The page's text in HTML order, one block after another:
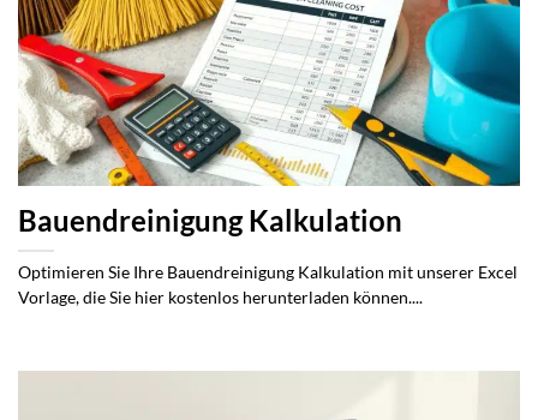
Bauendreinigung Kalkulation
Optimieren Sie Ihre Bauendreinigung Kalkulation mit unserer Excel
Vorlage, die Sie hier kostenlos herunterladen können....